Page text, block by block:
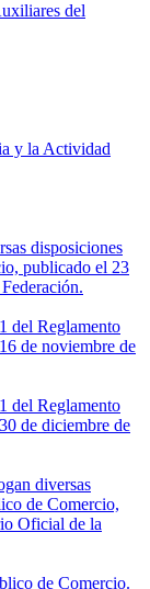
del
y la Actividad
disposiciones
publicado el 23
del Reglamento
de noviembre de
del Reglamento
de diciembre de
diversas
de Comercio,
Oficial de la
de Comercio.